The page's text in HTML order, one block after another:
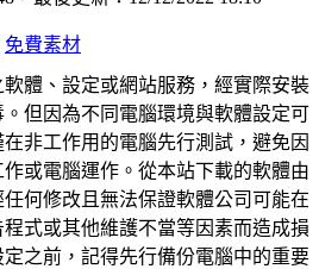
免費素材
體、設定或網站服務，經實際安裝
但因為不同電腦環境與軟體設定可
非工作用的電腦先行測試，避免因
或電腦運作。從本站下載的軟體由
何修改且無法保證軟體公司可能在
式或其他維護不當等因素而造成損
之前，記得先行備份電腦中的重要